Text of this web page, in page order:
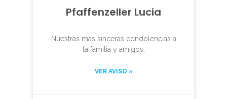
Pfaffenzeller Lucia
Nuestras mas sinceras condolencias a
la familia y amigos.
VER AVISO »